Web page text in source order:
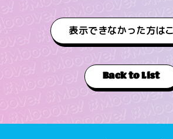
表示できなかった方は
Back to List